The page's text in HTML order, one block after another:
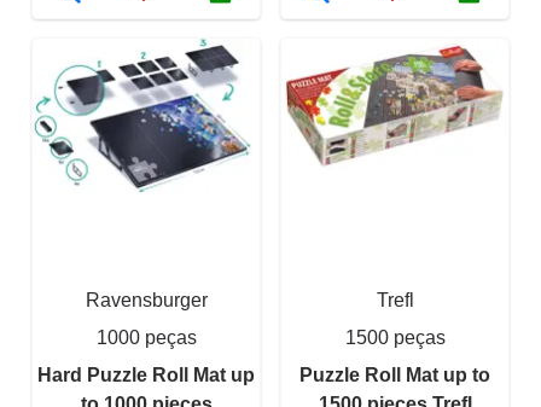
Ravensburger
1000 peças
Hard Puzzle Roll Mat up
Trefl
1500 peças
Puzzle Roll Mat up to